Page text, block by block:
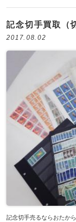
記念切手買取（
2017.08.02
記念切手売るならおたか